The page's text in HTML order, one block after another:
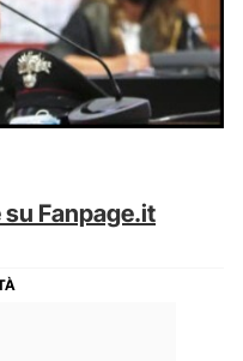
Fanpage.it